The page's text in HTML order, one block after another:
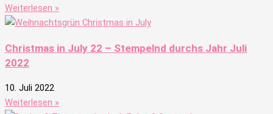
Weiterlesen »
Christmas in July 22 – Stempelnd durchs Jahr Juli
2022
10. Juli 2022
Weiterlesen »